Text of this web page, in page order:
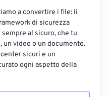
a convertire i file: li
di sicurezza
al sicuro, che tu
video o un documento.
sicuri e un
ogni aspetto della